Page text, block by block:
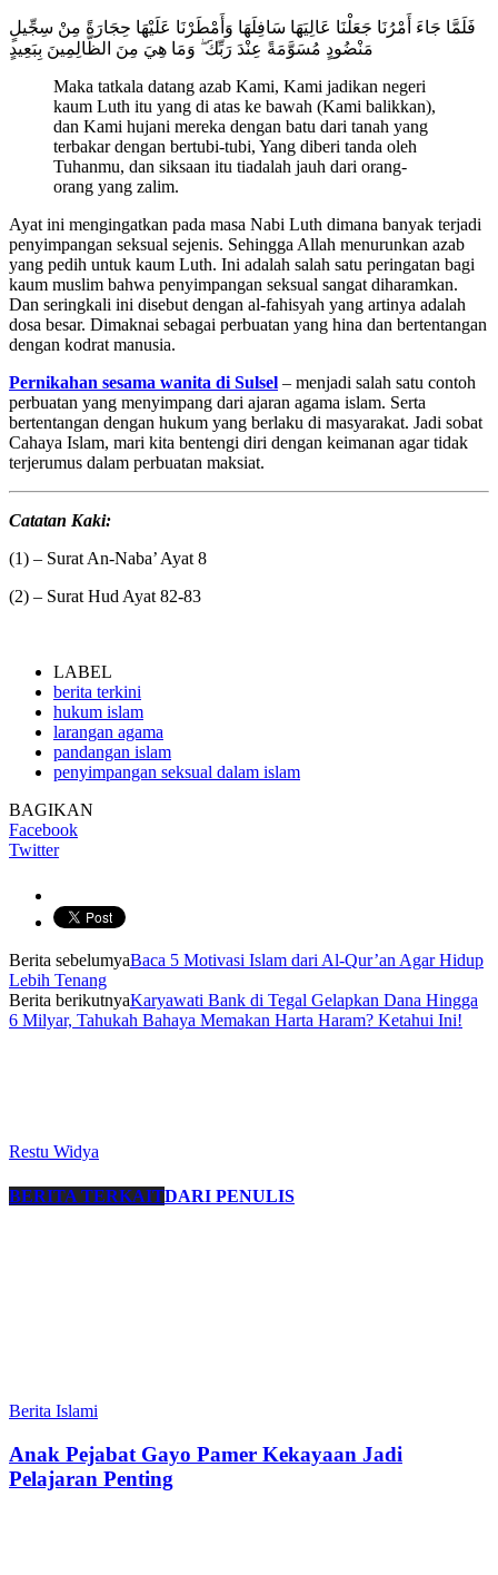
فَلَمَّا جَاءَ أَمْرُنَا جَعَلْنَا عَالِيَهَا سَافِلَهَا وَأَمْطَرْنَا عَلَيْهَا حِجَارَةً مِنْ سِجِّيلٍ
مَنْضُودٍ مُسَوَّمَةً عِنْدَ رَبِّكَ ۖ وَمَا هِيَ مِنَ الظَّالِمِينَ بِبَعِيدٍ
Maka tatkala datang azab Kami, Kami jadikan negeri
kaum Luth itu yang di atas ke bawah (Kami balikkan),
dan Kami hujani mereka dengan batu dari tanah yang
terbakar dengan bertubi-tubi, Yang diberi tanda oleh
Tuhanmu, dan siksaan itu tiadalah jauh dari orang-
orang yang zalim.
Ayat ini mengingatkan pada masa Nabi Luth dimana banyak terjadi
penyimpangan seksual sejenis. Sehingga Allah menurunkan azab
yang pedih untuk kaum Luth. Ini adalah salah satu peringatan bagi
kaum muslim bahwa penyimpangan seksual sangat diharamkan.
Dan seringkali ini disebut dengan al-fahisyah yang artinya adalah
dosa besar. Dimaknai sebagai perbuatan yang hina dan bertentangan
dengan kodrat manusia.
Pernikahan sesama wanita di Sulsel – menjadi salah satu contoh
perbuatan yang menyimpang dari ajaran agama islam. Serta
bertentangan dengan hukum yang berlaku di masyarakat. Jadi sobat
Cahaya Islam, mari kita bentengi diri dengan keimanan agar tidak
terjerumus dalam perbuatan maksiat.
Catatan Kaki:
(1) – Surat An-Naba’ Ayat 8
(2) – Surat Hud Ayat 82-83
LABEL
berita terkini
hukum islam
larangan agama
pandangan islam
penyimpangan seksual dalam islam
BAGIKAN
Facebook
Twitter
Berita sebelumyaBaca 5 Motivasi Islam dari Al-Qur’an Agar Hidup
Lebih Tenang
Berita berikutnyaKaryawati Bank di Tegal Gelapkan Dana Hingga
6 Milyar, Tahukah Bahaya Memakan Harta Haram? Ketahui Ini!
Restu Widya
BERITA TERKAITDARI PENULIS
Berita Islami
Anak Pejabat Gayo Pamer Kekayaan Jadi
Pelajaran Penting